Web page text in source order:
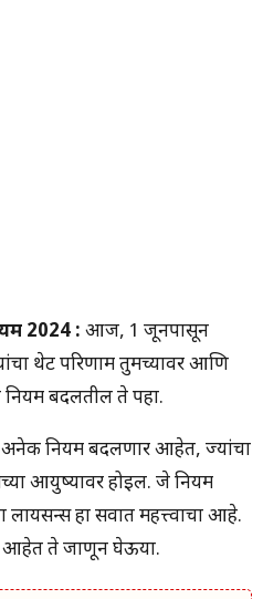
2024 : आज, 1 जूनपासून
थेट परिणाम तुमच्यावर आणि
बदलतील ते पहा.
अनेक नियम बदलणार आहेत, ज्यांचा
आयुष्यावर होईल. जे नियम
हा सर्वात महत्त्वाचा आहे.
ते जाणून घेऊया.